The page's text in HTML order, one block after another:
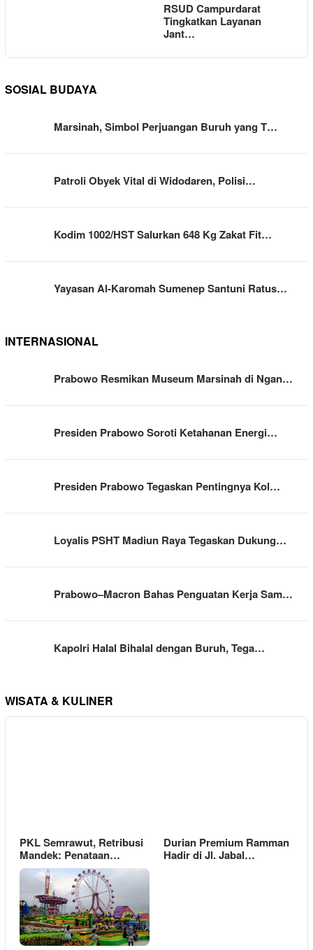
RSUD Campurdarat
Tingkatkan Layanan
Jant…
SOSIAL BUDAYA
Marsinah, Simbol Perjuangan Buruh yang T…
Patroli Obyek Vital di Widodaren, Polisi…
Kodim 1002/HST Salurkan 648 Kg Zakat Fit…
Yayasan Al-Karomah Sumenep Santuni Ratus…
INTERNASIONAL
Prabowo Resmikan Museum Marsinah di Ngan…
Presiden Prabowo Soroti Ketahanan Energi…
Presiden Prabowo Tegaskan Pentingnya Kol…
Loyalis PSHT Madiun Raya Tegaskan Dukung…
Prabowo–Macron Bahas Penguatan Kerja Sam…
Kapolri Halal Bihalal dengan Buruh, Tega…
WISATA & KULINER
PKL Semrawut, Retribusi
Mandek: Penataan…
Durian Premium Ramman
Hadir di Jl. Jabal…